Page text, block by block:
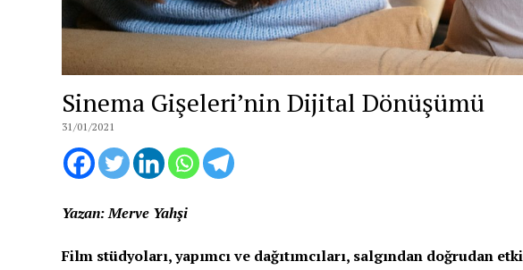
Sinema Gişeleri’nin Dijital Dönüşümü
31/01/2021
Yazan: Merve Yahşi
Film stüdyoları, yapımcı ve dağıtımcıları, salgından doğrudan